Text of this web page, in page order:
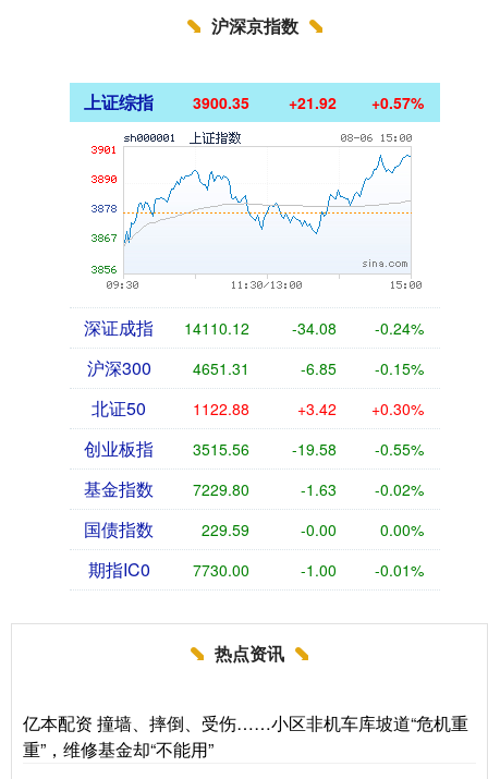
沪深京指数
上证综指 3900.35 +21.92 +0.57%
深证成指 14110.12 -34.08 -0.24%
沪深300 4651.31 -6.85 -0.15%
北证50 1122.88 +3.42 +0.30%
创业板指 3515.56 -19.58 -0.55%
基金指数 7229.80 -1.63 -0.02%
国债指数 229.59 -0.00 0.00%
期指IC0 7730.00 -1.00 -0.01%
热点资讯
亿本配资 撞墙、摔倒、受伤……小区非机车库坡道“危机重
重”，维修基金却“不能用”